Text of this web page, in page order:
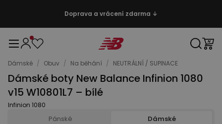
Doprava a vrácení zdarma ↓
Dámské / Obuv / Na běhání / NEUTRÁLNÍ / SUPINACE
Dámské boty New Balance Infinion 1080
v15 W10801L7 – bílé
Infinion 1080
Pánské Dámské